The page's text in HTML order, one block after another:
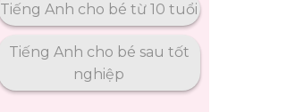
Tiếng Anh cho bé từ 10 tuổi
Tiếng Anh cho bé sau tốt
nghiệp